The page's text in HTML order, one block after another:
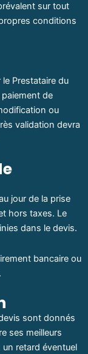
sur tout
conditions
Prestataire du
de
ou
validation devra
jour de la prise
hors taxes. Le
dans le devis.
bancaire ou
sont donnés
ses meilleurs
retard éventuel